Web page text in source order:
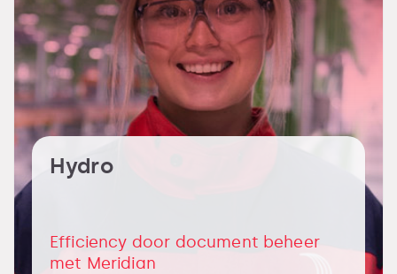
Hydro
Efficiency door document beheer
met Meridian